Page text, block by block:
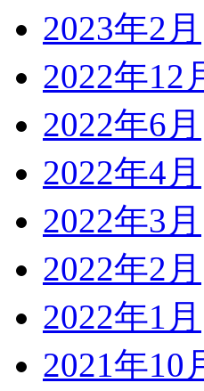
2023年2月
2022年12
2022年6月
2022年4月
2022年3月
2022年2月
2022年1月
2021年10